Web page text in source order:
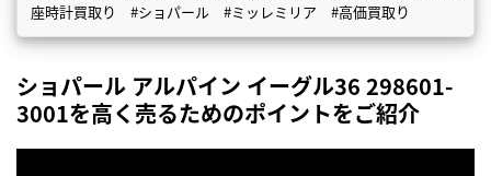
座時計買取り #ショパール #ミッレミリア #高価買取り
ショパール アルパイン イーグル36 298601-
3001を高く売るためのポイントをご紹介